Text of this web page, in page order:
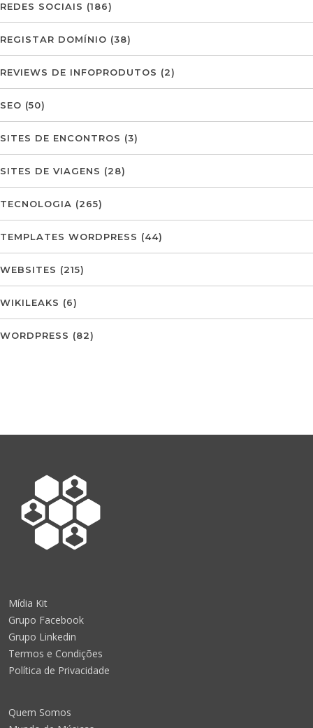
REDES SOCIAIS (186)
REGISTAR DOMÍNIO (38)
REVIEWS DE INFOPRODUTOS (2)
SEO (50)
SITES DE ENCONTROS (3)
SITES DE VIAGENS (28)
TECNOLOGIA (265)
TEMPLATES WORDPRESS (44)
WEBSITES (215)
WIKILEAKS (6)
WORDPRESS (82)
Mídia Kit
Grupo Facebook
Grupo Linkedin
Termos e Condições
Política de Privacidade
Quem Somos